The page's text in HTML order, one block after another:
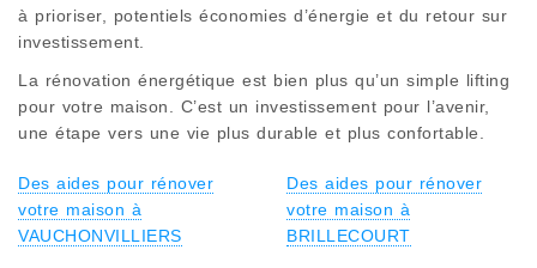
à prioriser, potentiels économies d’énergie et du retour sur
investissement.
La rénovation énergétique est bien plus qu’un simple lifting
pour votre maison. C’est un investissement pour l’avenir,
une étape vers une vie plus durable et plus confortable.
Des aides pour rénover
votre maison à
VAUCHONVILLIERS
Des aides pour rénover
votre maison à
BRILLECOURT